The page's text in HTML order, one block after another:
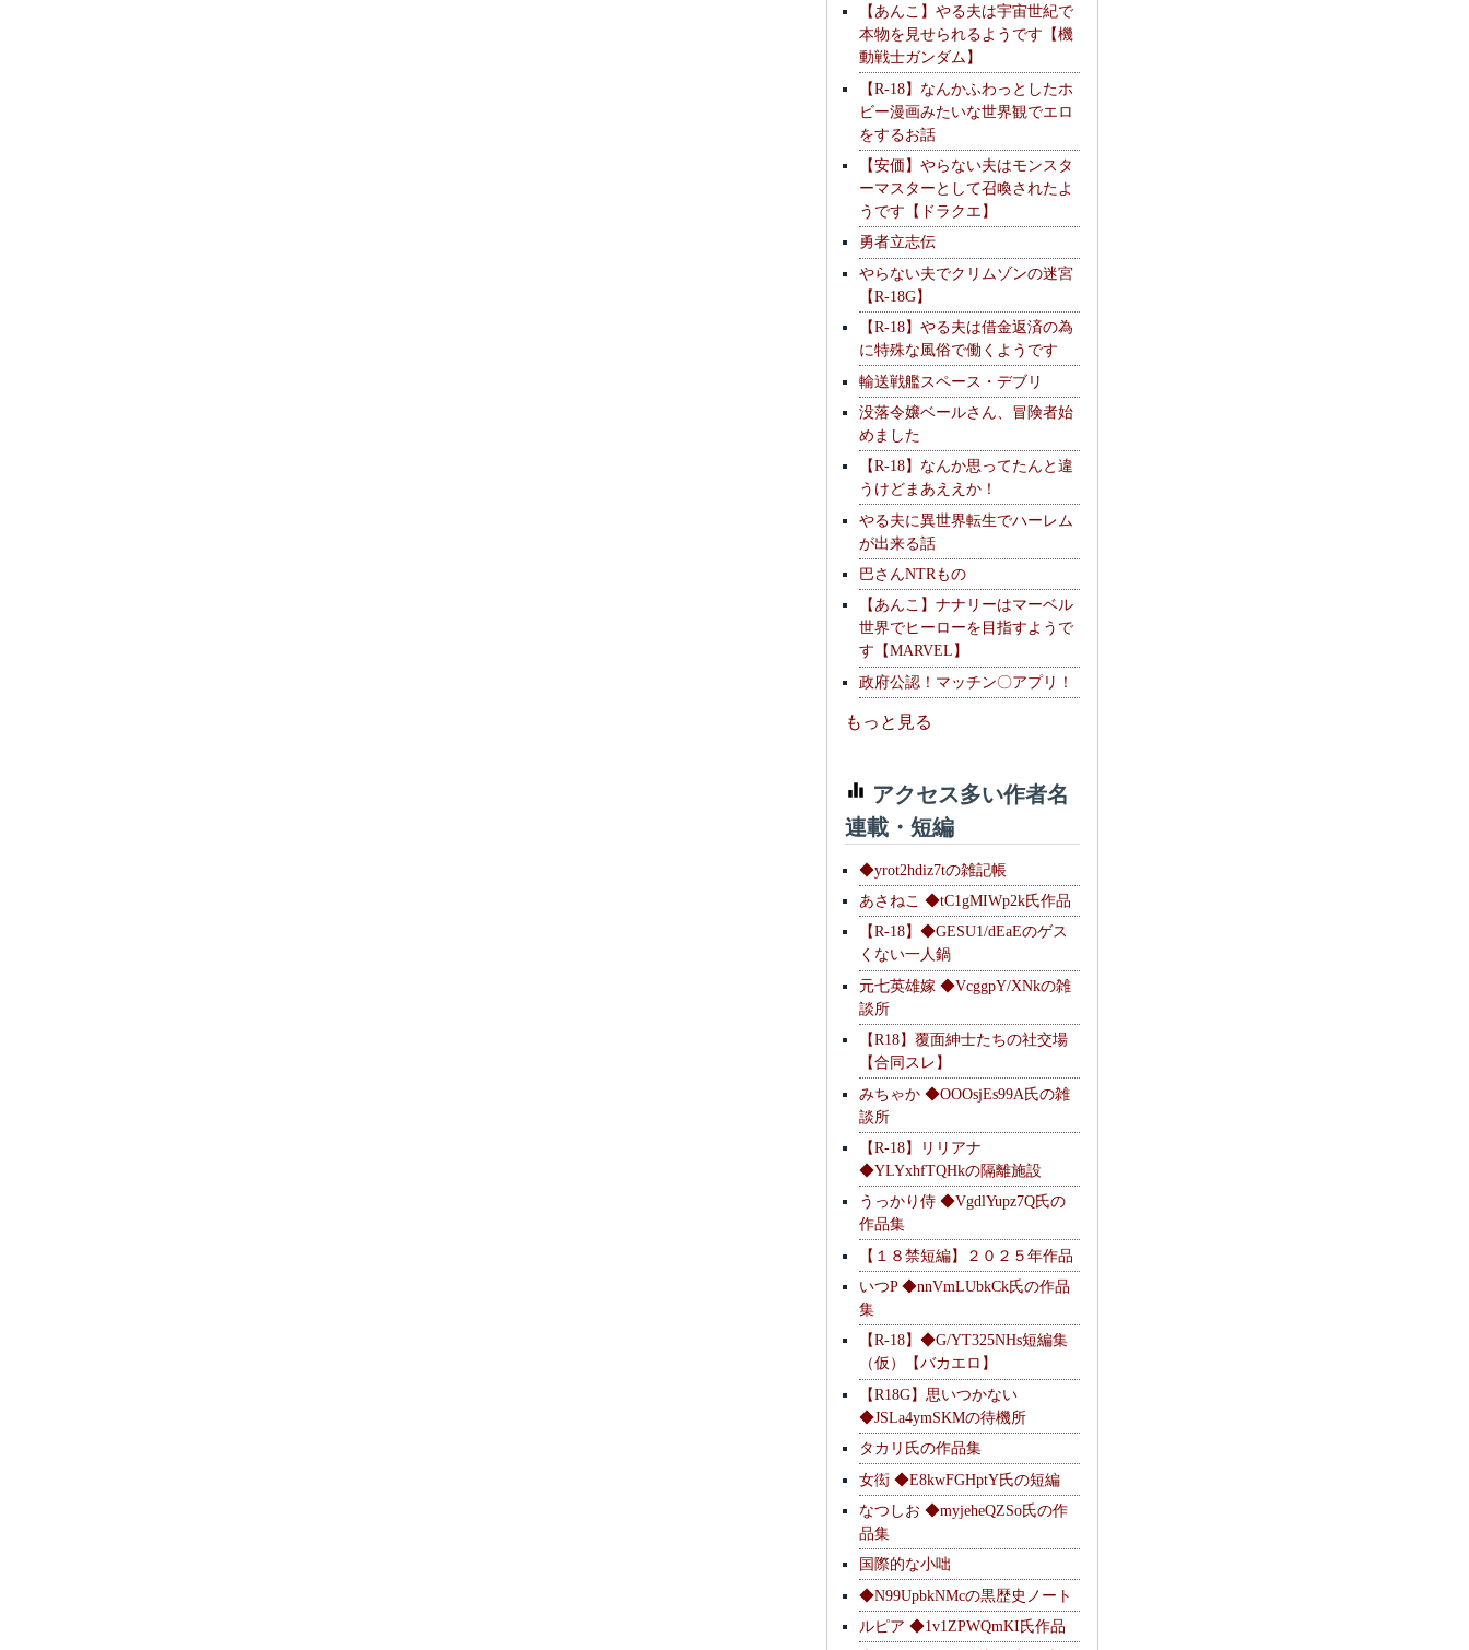
【あんこ】やる夫は宇宙世紀で
本物を見せられるようです【機
動戦士ガンダム】
【R-18】なんかふわっとしたホ
ビー漫画みたいな世界観でエロ
をするお話
【安価】やらない夫はモンスタ
ーマスターとして召喚されたよ
うです【ドラクエ】
勇者立志伝
やらない夫でクリムゾンの迷宮
【R-18G】
【R-18】やる夫は借金返済の為
に特殊な風俗で働くようです
輸送戦艦スペース・デブリ
没落令嬢ベールさん、冒険者始
めました
【R-18】なんか思ってたんと違
うけどまあええか！
やる夫に異世界転生でハーレム
が出来る話
巴さんNTRもの
【あんこ】ナナリーはマーベル
世界でヒーローを目指すようで
す【MARVEL】
政府公認！マッチン〇アプリ！
もっと見る
アクセス多い作者名
連載・短編
◆yrot2hdiz7tの雑記帳
あさねこ ◆tC1gMIWp2k氏作品
【R-18】◆GESU1/dEaEのゲス
くない一人鍋
元七英雄嫁 ◆VcggpY/XNkの雑
談所
【R18】覆面紳士たちの社交場
【合同スレ】
みちゃか ◆OOOsjEs99A氏の雑
談所
【R-18】リリアナ
◆YLYxhfTQHkの隔離施設
うっかり侍 ◆VgdlYupz7Q氏の
作品集
【１８禁短編】２０２５年作品
いつP ◆nnVmLUbkCk氏の作品
集
【R-18】◆G/YT325NHs短編集
（仮）【バカエロ】
【R18G】思いつかない
◆JSLa4ymSKMの待機所
タカリ氏の作品集
女衒 ◆E8kwFGHptY氏の短編
なつしお ◆myjeheQZSo氏の作
品集
国際的な小咄
◆N99UpbkNMcの黒歴史ノート
ルピア ◆1v1ZPWQmKI氏作品